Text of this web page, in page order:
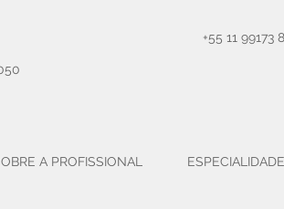
+55 11 99173
A PROFISSIONAL